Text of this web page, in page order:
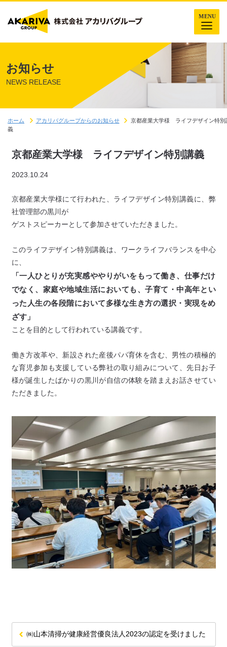
お知らせ
NEWS RELEASE
ホーム アカリバグループからのお知らせ
京都産業大学様 ライフデザイン特別
義
京都産業大学様 ライフデザイン特別講義
2023.10.24
京都産業大学様にて行われた、ライフデザイン特別講義に、弊
社管理部の黒川が
ゲストスピーカーとして参加させていただきました。
このライフデザイン特別講義は、ワークライフバランスを中心
に、
「一人ひとりが充実感ややりがいをもって働き、仕事だけ
でなく、家庭や地域生活においても、子育て・中高年とい
った人生の各段階において多様な生き方の選択・実現をめ
ざす」
ことを目的として行われている講義です。
働き方改革や、新設された産後パパ育休を含む、男性の積極的
な育児参加も支援している弊社の取り組みについて、先日お子
様が誕生したばかりの黒川が自信の体験を踏まえお話させてい
ただきました。
㈱山本清掃が健康経営優良法人2023の認定を受けました